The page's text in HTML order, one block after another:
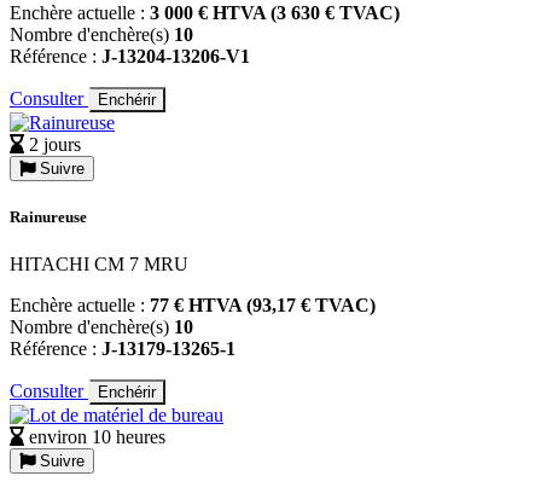
Enchère actuelle : 3 000 € HTVA (3 630 € TVAC)
Nombre d'enchère(s) 10
Référence : J-13204-13206-V1
Consulter Enchérir
2 jours
Suivre
Rainureuse
HITACHI CM 7 MRU
Enchère actuelle : 77 € HTVA (93,17 € TVAC)
Nombre d'enchère(s) 10
Référence : J-13179-13265-1
Consulter Enchérir
environ 10 heures
Suivre